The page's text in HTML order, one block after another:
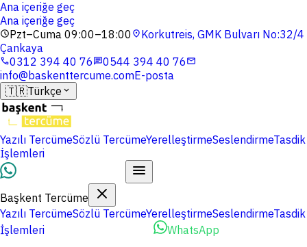
Ana içeriğe geç
Ana içeriğe geç
schedulePzt–Cuma 09:00–18:00 location_onKorkutreis, GMK Bulvarı No:32/4
Çankaya
phone0312 394 40 76chat0544 394 40 76mail
info@baskenttercume.comE-posta
🇹🇷Türkçe expand_more
Yazılı TercümeSözlü TercümeYerelleştirmeSeslendirmeTasdik
İşlemleri
Başkent Tercüme
Yazılı TercümeSözlü TercümeYerelleştirmeSeslendirmeTasdik
İşlemleri
WhatsApp